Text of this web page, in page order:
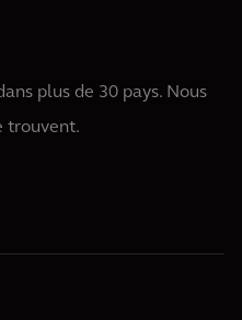
plus de 30 pays. Nous
trouvent.